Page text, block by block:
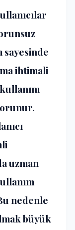
ihtimali
uzman
nedenle
büyük